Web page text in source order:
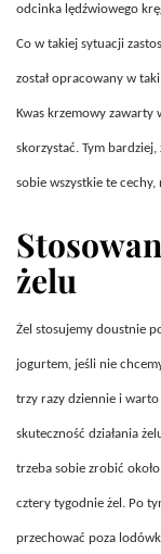
odcinka lędźwiowego
Co w takiej sytuacji
został opracowany w
Kwas krzemowy zawarty
skorzystać. Tym
sobie wszystkie te
żelu
Żel stosujemy doustnie
jogurtem, jeśli nie
trzy razy dziennie i
skuteczność działania
trzeba sobie zrobić
cztery tygodnie żel. Po
przechować poza